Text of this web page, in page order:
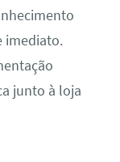
imediato.
junto à loja